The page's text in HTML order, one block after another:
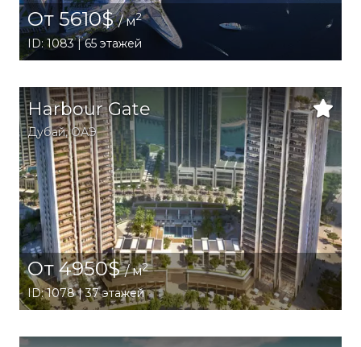
От 5610$/ м2
ID: 1083 | 65 этажей
Harbour Gate
Дубай,ОАЭ
От 4950$/ м2
ID: 1078 | 37 этажей